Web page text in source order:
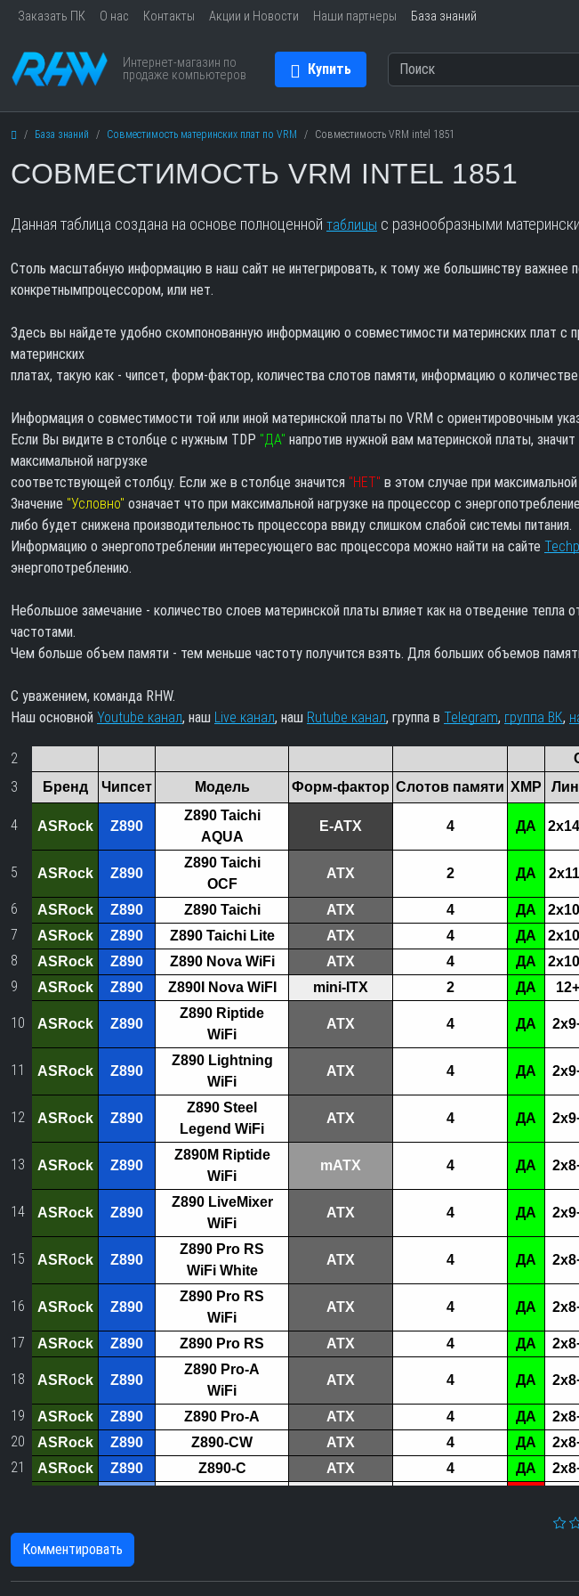
Заказать ПК О нас Контакты Акции и Новости Наши партнеры База знаний
Интернет-магазин по
продаже компьютеров
Купить
База знаний Совместимость материнских плат по VRM Совместимость VRM intel 1851
СОВМЕСТИМОСТЬ VRM INTEL 1851
Данная таблица создана на основе полноценной таблицы с разнообразными
Столь масштабную информацию в наш сайт не интегрировать, к тому же большинству важнее
конкретнымпроцессором, или нет.
Здесь вы найдете удобно скомпонованную информацию о совместимости материнских плат с
материнских
платах, такую как - чипсет, форм-фактор, количества слотов памяти, информацию о
Информация о совместимости той или иной материнской платы по VRM с ориентировочным
Если Вы видите в столбце с нужным TDP "ДА" напротив нужной вам материнской платы,
максимальной нагрузке
соответствующей столбцу. Если же в столбце значится "НЕТ" в этом случае при
Значение "Условно" означает что при максимальной нагрузке на процессор с
либо будет снижена производительность процессора ввиду слишком слабой системы питания.
Информацию о энергопотреблении интересующего вас процессора можно найти на сайте
энергопотреблению.
Небольшое замечание - количество слоев материнской платы влияет как на отведение
частотами.
Чем больше объем памяти - тем меньше частоту получится взять. Для больших объемов
С уважением, команда RHW.
Наш основной Youtube канал, наш Live канал, наш Rutube канал, группа в Telegram, группа ВК,
2
3 Бренд Чипсет Модель Форм-фактор Слотов памяти XMP
4 ASRock Z890
Z890 Taichi
AQUA
E-ATX 4 ДА
5 ASRock Z890
Z890 Taichi
OCF
ATX 2 ДА
6 ASRock Z890 Z890 Taichi ATX 4 ДА
7 ASRock Z890 Z890 Taichi Lite ATX 4 ДА
8 ASRock Z890 Z890 Nova WiFi ATX 4 ДА
9 ASRock Z890 Z890I Nova WiFI mini-ITX 2 ДА
10 ASRock Z890
Z890 Riptide
WiFi
ATX 4 ДА
11 ASRock Z890
Z890 Lightning
WiFi
ATX 4 ДА
12 ASRock Z890
Z890 Steel
Legend WiFi
ATX 4 ДА
13 ASRock Z890
Z890M Riptide
WiFi
mATX 4 ДА
14 ASRock Z890
Z890 LiveMixer
WiFi
ATX 4 ДА
15 ASRock Z890
Z890 Pro RS
WiFi White
ATX 4 ДА
16 ASRock Z890
Z890 Pro RS
WiFi
ATX 4 ДА
17 ASRock Z890 Z890 Pro RS ATX 4 ДА
18 ASRock Z890
Z890 Pro-A
WiFi
ATX 4 ДА
19 ASRock Z890 Z890 Pro-A ATX 4 ДА
20 ASRock Z890 Z890-CW ATX 4 ДА
21 ASRock Z890 Z890-C ATX 4 ДА
23 ASRock B860
Комментировать